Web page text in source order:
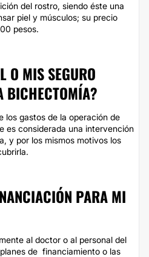
del rostro, siendo éste una
piel y músculos; su precio
pesos.
O MIS SEGURO
BICHECTOMÍA?
los gastos de la operación de
es considerada una intervención
y por los mismos motivos los
PARA MI
al doctor o al personal del
de financiamiento o las